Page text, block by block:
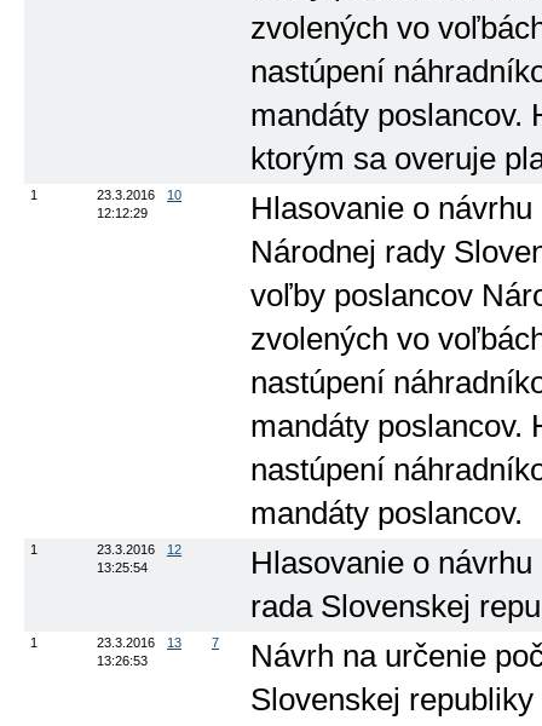
zvolených vo
nastúpení
mandáty poslancov.
ktorým sa overuje
1
23.3.2016
12:12:29
10
Hlasovanie o
Národnej rady
voľby poslancov
zvolených vo
nastúpení
mandáty poslancov.
nastúpení
mandáty poslancov.
1
23.3.2016
13:25:54
12
Hlasovanie o
rada Slovenskej
1
23.3.2016
13:26:53
13 7
Návrh na určenie
Slovenskej